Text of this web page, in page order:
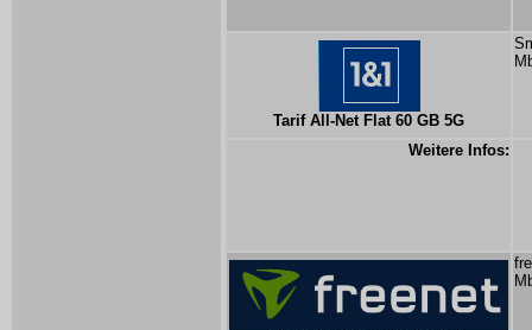
Tarif All-Net Flat 60 GB 5G
Weitere Infos: